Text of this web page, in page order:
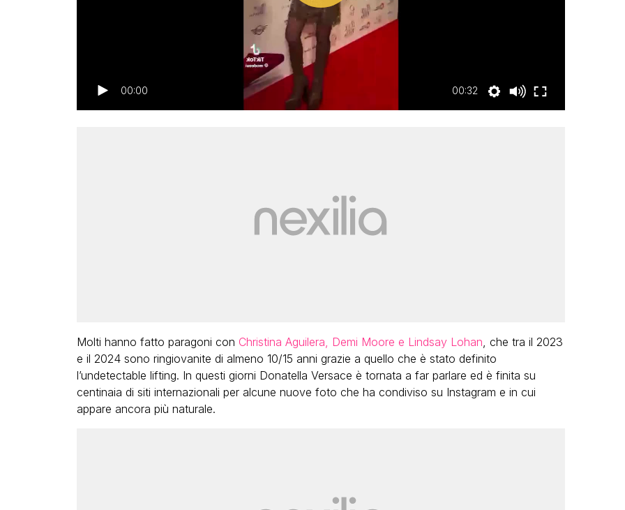
00:00 00:32
Molti hanno fatto paragoni con Christina Aguilera, Demi Moore e Lindsay Lohan, che tra il 2023
e il 2024 sono ringiovanite di almeno 10/15 anni grazie a quello che è stato definito
l’undetectable lifting. In questi giorni Donatella Versace è tornata a far parlare ed è finita su
centinaia di siti internazionali per alcune nuove foto che ha condiviso su Instagram e in cui
appare ancora più naturale.